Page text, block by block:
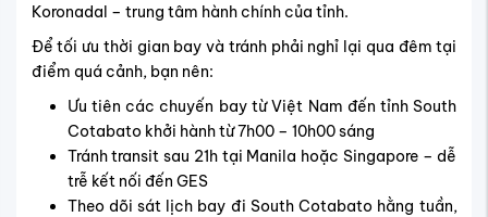
Koronadal – trung tâm hành chính của tỉnh.
Để tối ưu thời gian bay và tránh phải nghỉ lại qua đêm tại
điểm quá cảnh, bạn nên:
Ưu tiên các chuyến bay từ Việt Nam đến tỉnh South
Cotabato khởi hành từ 7h00 – 10h00 sáng
Tránh transit sau 21h tại Manila hoặc Singapore – dễ
trễ kết nối đến GES
Theo dõi sát lịch bay đi South Cotabato hằng tuần,